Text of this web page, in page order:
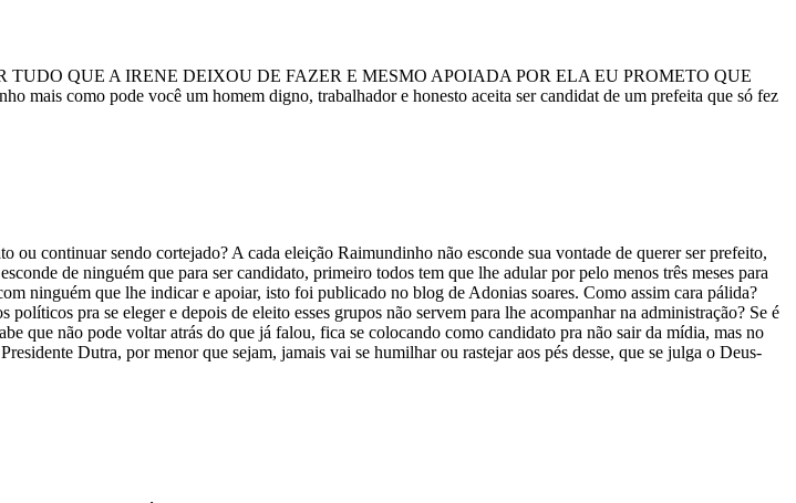
TUDO QUE A IRENE DEIXOU DE FAZER E MESMO APOIADA POR ELA EU PROMETO QUE
como pode você um homem digno, trabalhador e honesto aceita ser candidat de um prefeita que só fez
continuar sendo cortejado? A cada eleição Raimundinho não esconde sua vontade de querer ser prefeito,
de ninguém que para ser candidato, primeiro todos tem que lhe adular por pelo menos três meses para
ninguém que lhe indicar e apoiar, isto foi publicado no blog de Adonias soares. Como assim cara pálida?
pra se eleger e depois de eleito esses grupos não servem para lhe acompanhar na administração? Se é
que não pode voltar atrás do que já falou, fica se colocando como candidato pra não sair da mídia, mas no
Dutra, por menor que sejam, jamais vai se humilhar ou rastejar aos pés desse, que se julga o Deus-